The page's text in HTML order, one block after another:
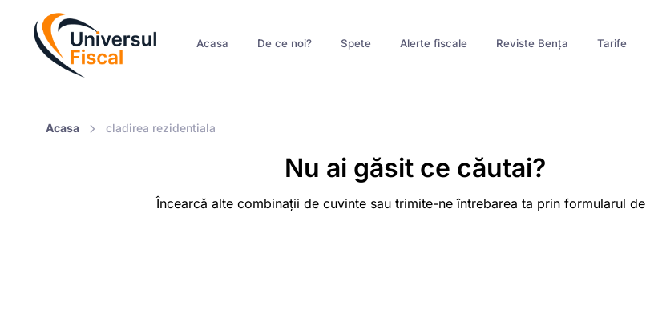
Acasa De ce noi? Spete Alerte fiscale Reviste Bența Tarife
Acasa cladirea rezidentiala
Nu ai găsit ce căutai?
Încearcă alte combinații de cuvinte sau trimite-ne întrebarea ta prin formularul de